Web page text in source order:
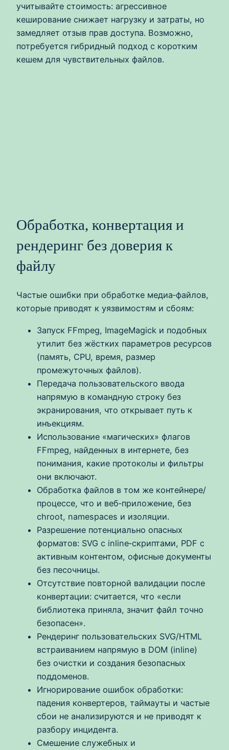
учитывайте стоимость: агрессивное
кеширование снижает нагрузку и затраты, но
замедляет отзыв прав доступа. Возможно,
потребуется гибридный подход с коротким
кешем для чувствительных файлов.
Обработка, конвертация и
рендеринг без доверия к
файлу
Частые ошибки при обработке медиа‑файлов,
которые приводят к уязвимостям и сбоям:
Запуск FFmpeg, ImageMagick и подобных
утилит без жёстких параметров ресурсов
(память, CPU, время, размер
промежуточных файлов).
Передача пользовательского ввода
напрямую в командную строку без
экранирования, что открывает путь к
инъекциям.
Использование «магических» флагов
FFmpeg, найденных в интернете, без
понимания, какие протоколы и фильтры
они включают.
Обработка файлов в том же контейнере/
процессе, что и веб‑приложение, без
chroot, namespaces и изоляции.
Разрешение потенциально опасных
форматов: SVG с inline‑скриптами, PDF с
активным контентом, офисные документы
без песочницы.
Отсутствие повторной валидации после
конвертации: считается, что «если
библиотека приняла, значит файл точно
безопасен».
Рендеринг пользовательских SVG/HTML
встраиванием напрямую в DOM (inline)
без очистки и создания безопасных
поддоменов.
Игнорирование ошибок обработки:
падения конвертеров, таймауты и частые
сбои не анализируются и не приводят к
разбору инцидента.
Смешение служебных и